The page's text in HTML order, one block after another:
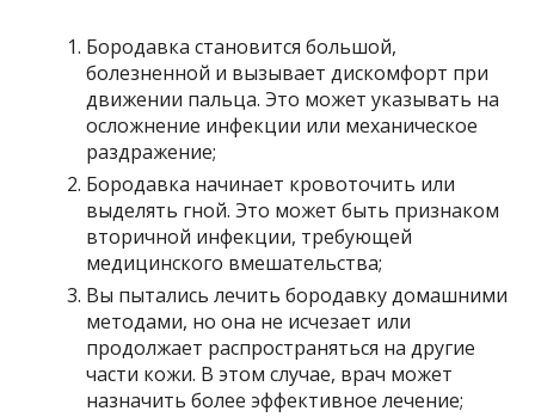
Бородавка становится большой,
болезненной и вызывает дискомфорт при
движении пальца. Это может указывать на
осложнение инфекции или механическое
раздражение;
Бородавка начинает кровоточить или
выделять гной. Это может быть признаком
вторичной инфекции, требующей
медицинского вмешательства;
Вы пытались лечить бородавку домашними
методами, но она не исчезает или
продолжает распространяться на другие
части кожи. В этом случае, врач может
назначить более эффективное лечение;